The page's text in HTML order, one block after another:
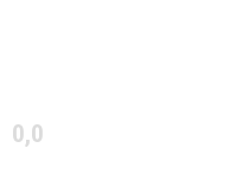
0,0